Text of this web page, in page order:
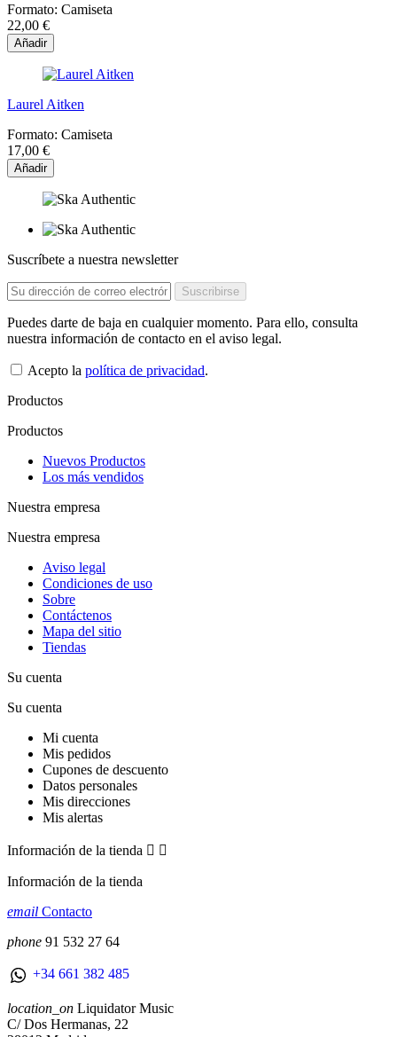
Formato: Camiseta
22,00 €
Añadir
Laurel Aitken
Formato: Camiseta
17,00 €
Añadir
Suscríbete a nuestra newsletter
Puedes darte de baja en cualquier momento. Para ello, consulta
nuestra información de contacto en el aviso legal.
Acepto la política de privacidad.
Productos
Productos
Nuevos Productos
Los más vendidos
Nuestra empresa
Nuestra empresa
Aviso legal
Condiciones de uso
Sobre
Contáctenos
Mapa del sitio
Tiendas
Su cuenta
Su cuenta
Mi cuenta
Mis pedidos
Cupones de descuento
Datos personales
Mis direcciones
Mis alertas
Información de la tienda  
Información de la tienda
email Contacto
phone 91 532 27 64
+34 661 382 485
location_on Liquidator Music
C/ Dos Hermanas, 22